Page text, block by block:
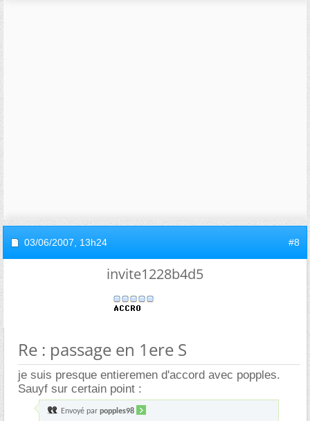
03/06/2007, 13h24 #8
invite1228b4d5
Re : passage en 1ere S
je suis presque entieremen d'accord avec popples.
Sauyf sur certain point :
Envoyé par popples98